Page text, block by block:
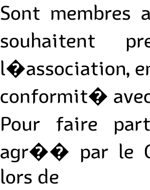
Sont
souhaitent
l�association,
conformit�
Pour faire
agr�� par le
lors de